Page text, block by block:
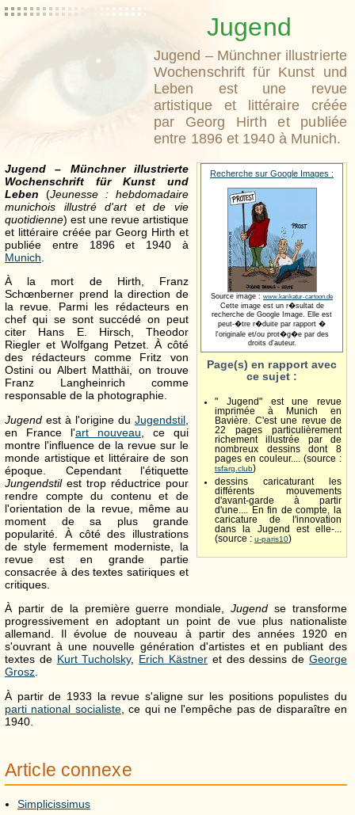
Jugend
Jugend – Münchner illustrierte
Wochenschrift für Kunst und
Leben est une revue
artistique et littéraire créée
par Georg Hirth et publiée
entre 1896 et 1940 à Munich.
Recherche sur Google Images :
Source image : www.karikatur-cartoon.de
Cette image est un r�sultat de
recherche de Google Image. Elle est
peut-�tre r�duite par rapport �
l'originale et/ou prot�g�e par des
droits d'auteur.
Page(s) en rapport avec
ce sujet :
" Jugend" est une revue
imprimée à Munich en
Bavière. C'est une revue de
22 pages particulièrement
richement illustrée par de
nombreux dessins dont 8
pages en couleur.... (source :
tsfarg.club)
dessins caricaturant les
différents mouvements
d'avant-garde à partir
d'une.... En fin de compte, la
caricature de l'innovation
dans la Jugend est elle-...
(source : u-paris10)
Jugend – Münchner illustrierte
Wochenschrift für Kunst und
Leben (Jeunesse : hebdomadaire
munichois illustré d'art et de vie
quotidienne) est une revue artistique
et littéraire créée par Georg Hirth et
publiée entre 1896 et 1940 à
Munich
À la mort de Hirth, Franz
Schœnberner prend la direction de
la revue. Parmi les rédacteurs en
chef qui se sont succédé on peut
citer Hans E. Hirsch, Theodor
Riegler et Wolfgang Petzet. À côté
des rédacteurs comme Fritz von
Ostini ou Albert Matthäi, on trouve
Franz Langheinrich comme
responsable de la photographie.
Jugend est à l'origine du Jugendstil
en France l'art nouveau , ce qui
montre l'influence de la revue sur le
monde artistique et littéraire de son
époque. Cependant l'étiquette
Jungendstilest trop réductrice pour
rendre compte du contenu et de
l'orientation de la revue, même au
moment de sa plus grande
popularité. À côté des illustrations
de style fermement moderniste, la
revue est en grande partie
consacrée à des textes satiriques et
critiques.
À partir de la première guerre mondiale,Jugend se transforme
progressivement en adoptant un point de vue plus nationaliste
allemand. Il évolue de nouveau à partir des années 1920 en
s'ouvrant à une nouvelle génération d'artistes et en publiant des
textes de Kurt Tucholsky, Erich Kästner et des dessins deGeorge
Grosz
À partir de 1933 la revue s'aligne sur les positions populistes du
parti national socialiste, ce qui ne l'empêche pas de disparaître en
1940.
Article connexe
Simplicissimus